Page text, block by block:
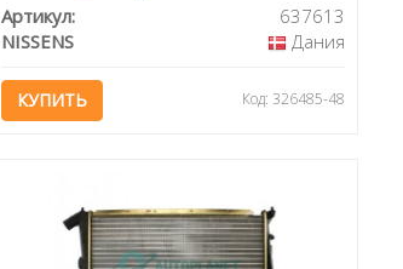
Артикул:
637613
NISSENS
Дания
КУПИТЬ Код: 326485-48